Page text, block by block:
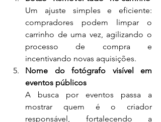
Um ajuste simples e eficiente:
compradores podem limpar o
carrinho de uma vez, agilizando o
processo de compra e
incentivando novas aquisições.
Nome do fotógrafo visível em
eventos públicos
A busca por eventos passa a
mostrar quem é o criador
responsável, fortalecendo a